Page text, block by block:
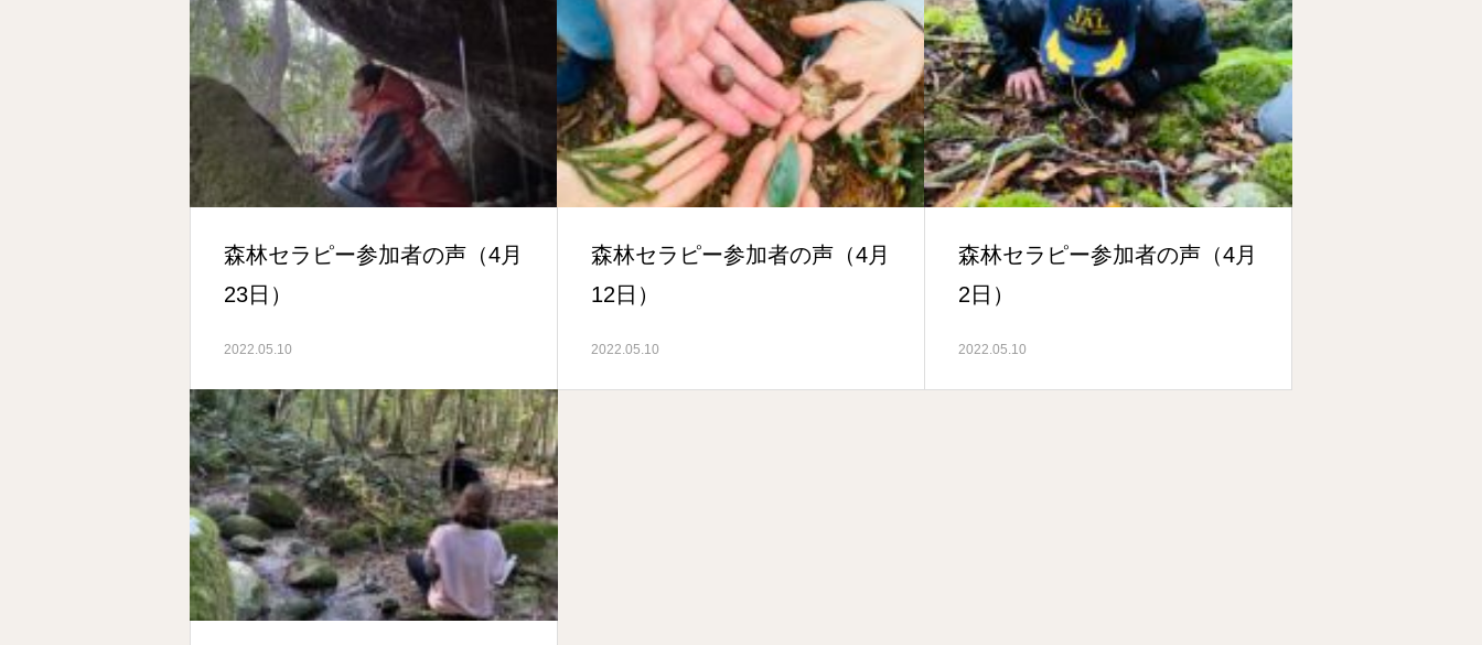
森林セラピー参加者の声（4月
23日）
2022.05.10
森林セラピー参加者の声（4月
12日）
2022.05.10
森林セラピー参加者の声（4月
2日）
2022.05.10